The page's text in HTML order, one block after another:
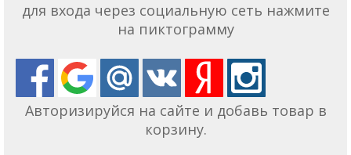
для входа через социальную сеть нажмите
на пиктограмму
Авторизируйся на сайте и добавь товар в
корзину.